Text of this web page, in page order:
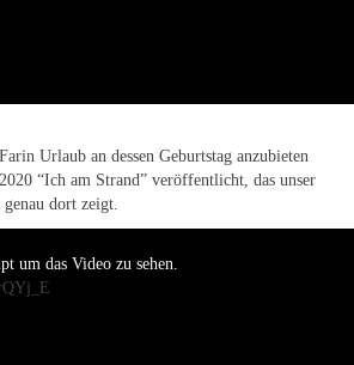
Urlaub an dessen Geburtstag anzubieten
“Ich am Strand” veröffentlicht, das unser
dort zeigt.
um das Video zu sehen.